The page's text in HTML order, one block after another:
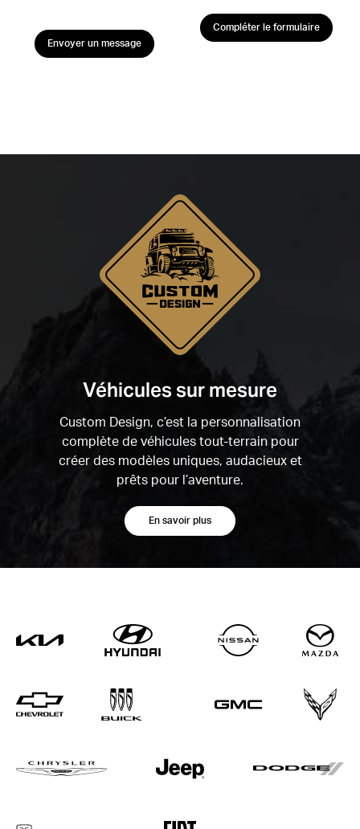
Envoyer un message
Compléter le formulaire
Véhicules sur mesure
Custom Design, c’est la personnalisation
complète de véhicules tout-terrain pour
créer des modèles uniques, audacieux et
prêts pour l’aventure.
En savoir plus
Kia Hyundai
Chrysler Jeep
Chevrolet Buick GMC